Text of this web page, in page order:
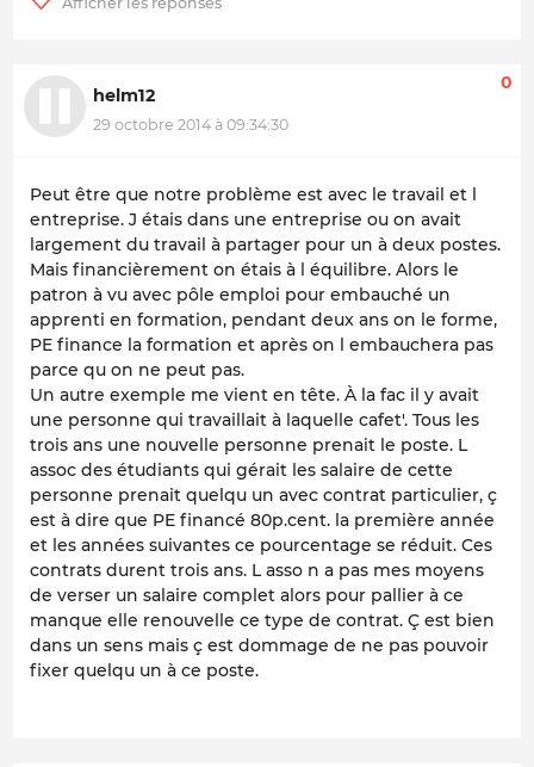
helm12
29 octobre 2014 à 09:34:30
0
Peut être que notre problème est avec le travail et l
entreprise. J étais dans une entreprise ou on avait
largement du travail à partager pour un à deux postes.
Mais financièrement on étais à l équilibre. Alors le
patron à vu avec pôle emploi pour embauché un
apprenti en formation, pendant deux ans on le forme,
PE finance la formation et après on l embauchera pas
parce qu on ne peut pas.
Un autre exemple me vient en tête. À la fac il y avait
une personne qui travaillait à laquelle cafet'. Tous les
trois ans une nouvelle personne prenait le poste. L
assoc des étudiants qui gérait les salaire de cette
personne prenait quelqu un avec contrat particulier, ç
est à dire que PE financé 80p.cent. la première année
et les années suivantes ce pourcentage se réduit. Ces
contrats durent trois ans. L asso n a pas mes moyens
de verser un salaire complet alors pour pallier à ce
manque elle renouvelle ce type de contrat. Ç est bien
dans un sens mais ç est dommage de ne pas pouvoir
fixer quelqu un à ce poste.